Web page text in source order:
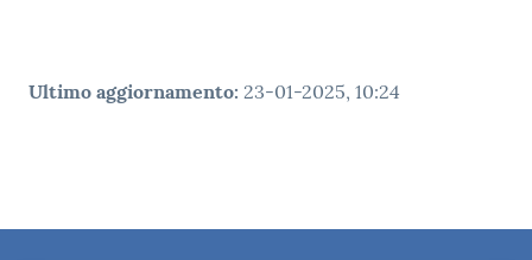
Ultimo aggiornamento: 23-01-2025, 10:24